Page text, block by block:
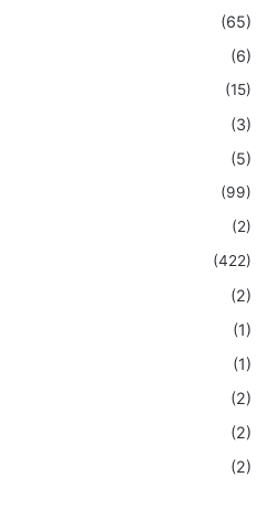
(65)
(6)
(15)
(3)
(5)
(99)
(2)
(422)
(2)
(1)
(1)
(2)
(2)
(2)